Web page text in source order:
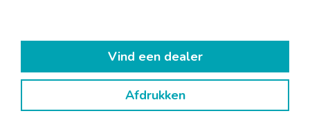
Vind een dealer
Afdrukken